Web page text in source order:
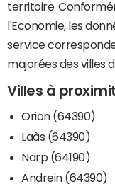
territoire.
l'Economie, les
service
majorées des villes
Villes à
Orion (64390)
Laàs (64390)
Narp (64190)
Andrein (64390)